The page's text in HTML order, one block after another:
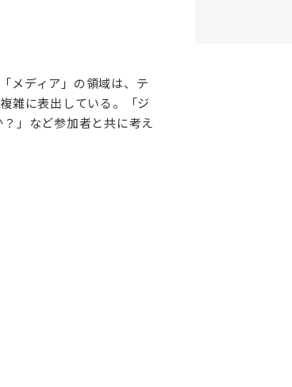
メディア」の領域は、テ
雑に表出している。「ジ
」など参加者と共に考え